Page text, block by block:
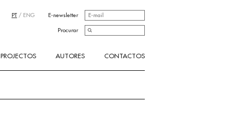
PROJECTOS AUTORES CONTACTOS
PT / ENG E-newsletter
Procurar